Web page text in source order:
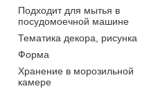
Подходит для мытья в
посудомоечной машине
Тематика декора, рисунка
Форма
Хранение в морозильной
камере